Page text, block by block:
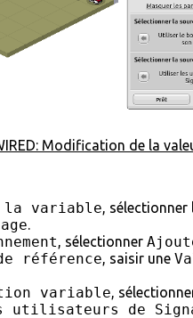
Modification de la
la variable, sélectionner
.
, sélectionner
référence, saisir une
variable,
de